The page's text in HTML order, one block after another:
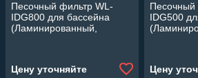
Песочный фильтр WL-
IDG800 для бассейна
(Ламинированный,
Цену уточняйте
Песочный
IDG500
Цену